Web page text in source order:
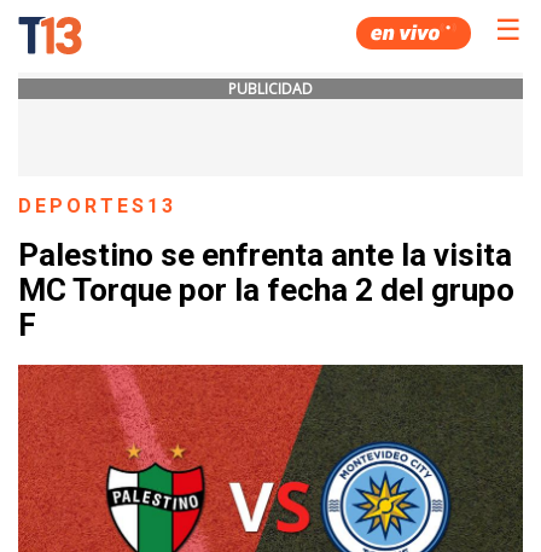
☰
PUBLICIDAD
DEPORTES13
Palestino se enfrenta ante la visita
MC Torque por la fecha 2 del grupo
F